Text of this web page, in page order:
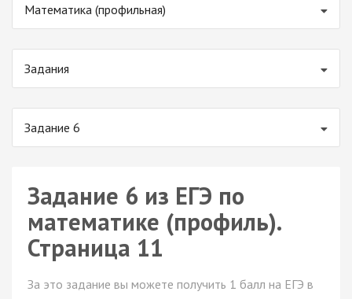
Математика (профильная)
Задания
Задание 6
Задание 6 из ЕГЭ по
математике (профиль).
Страница 11
За это задание вы можете получить 1 балл на ЕГЭ в